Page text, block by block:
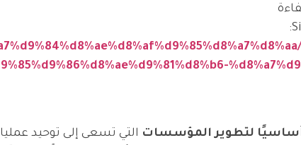
لتطوير المؤسسات التي تسعى إلى توحيد